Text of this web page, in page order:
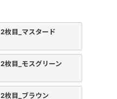
2枚目_マスタード
2枚目_モスグリーン
2枚目_ブラウン